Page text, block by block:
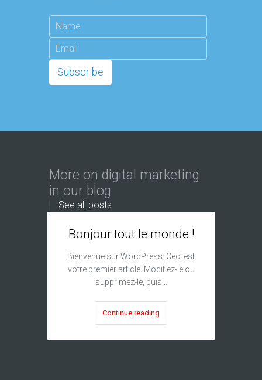
More on digital marketing
in our blog
See all posts
Bonjour tout le monde !
Bienvenue sur WordPress. Ceci est
votre premier article. Modifiez-le ou
supprimez-le, puis…
Continue reading